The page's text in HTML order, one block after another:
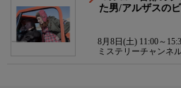
た男/アルザスの
8月8日(土) 11:00～
ミステリーチャンネ